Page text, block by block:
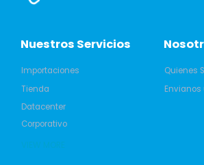
Nuestros Servicios
Importaciones
Tienda
Datacenter
Corporativo
Quienes